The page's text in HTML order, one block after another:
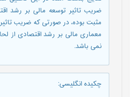
ضریب تاثیر توسعه مالی بر رشد
مثبت بوده، در صورتی که ضریب
معماری مالی بر رشد اقتصادی از
نمی باشد.
چکیده انگلیسی: